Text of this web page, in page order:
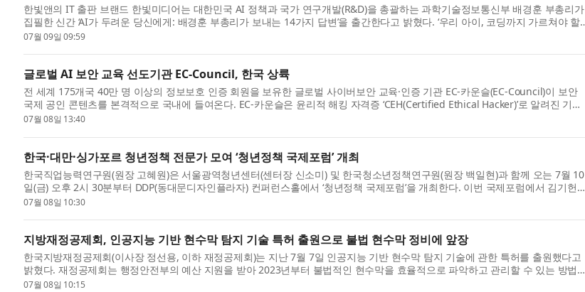
한빛앤의 IT 출판 브랜드 한빛미디어는 대한민국 AI 정책과 국가 연구개발(R&D)을 총괄하는 과학기술정보통신부 배경훈 부총리가
집필한 신간 ‘AI가 두려운 당신에게: 배경훈 부총리가 보내는 14가지 답변’을 출간한다고 밝혔다. ‘우리 아이, 코딩까지 가르쳐야 할
까...
07월 09일 09:59
글로벌 AI 보안 교육 선도기관 EC-Council, 한국 상륙
전 세계 175개국 40만 명 이상의 정보보호 인증 회원을 보유한 글로벌 사이버보안 교육·인증 기관 EC-카운슬(EC-Council)이 보안
국제 공인 콘텐츠를 본격적으로 국내에 들여온다. EC-카운슬은 윤리적 해킹 자격증 ‘CEH(Certified Ethical Hacker)’로 알려진 기관
으...
07월 08일 13:40
한국·대만·싱가포르 청년정책 전문가 모여 ‘청년정책 국제포럼’ 개최
한국직업능력연구원(원장 고혜원)은 서울광역청년센터(센터장 신소미) 및 한국청소년정책연구원(원장 백일현)과 함께 오는 7월 10
일(금) 오후 2시 30분부터 DDP(동대문디자인플라자) 컨퍼런스홀에서 ‘청년정책 국제포럼’을 개최한다. 이번 국제포럼에서 김기헌
한국...
07월 08일 10:30
지방재정공제회, 인공지능 기반 현수막 탐지 기술 특허 출원으로 불법 현수막 정비에 앞장
한국지방재정공제회(이사장 정선용, 이하 재정공제회)는 지난 7월 7일 인공지능 기반 현수막 탐지 기술에 관한 특허를 출원했다고
밝혔다. 재정공제회는 행정안전부의 예산 지원을 받아 2023년부터 불법적인 현수막을 효율적으로 파악하고 관리할 수 있는 방법을
연...
07월 08일 10:15